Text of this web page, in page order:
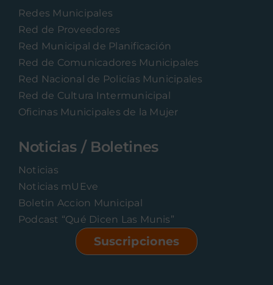
Redes Municipales
Red de Proveedores
Red Municipal de Planificación
Red de Comunicadores Municipales
Red Nacional de Policías Municipales
Red de Cultura Intermunicipal
Oficinas Municipales de la Mujer
Noticias / Boletines
Noticias
Noticias mUEve
Boletin Accion Municipal
Podcast “Qué Dicen Las Munis”
Suscripciones